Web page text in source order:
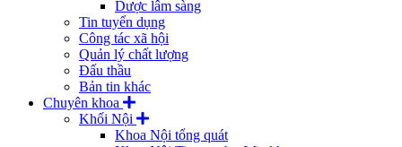
Dược lâm sàng
Tin tuyển dụng
Công tác xã hội
Quản lý chất lượng
Đấu thầu
Bản tin khác
Chuyên khoa
Khối Nội
Khoa Nội tổng quát